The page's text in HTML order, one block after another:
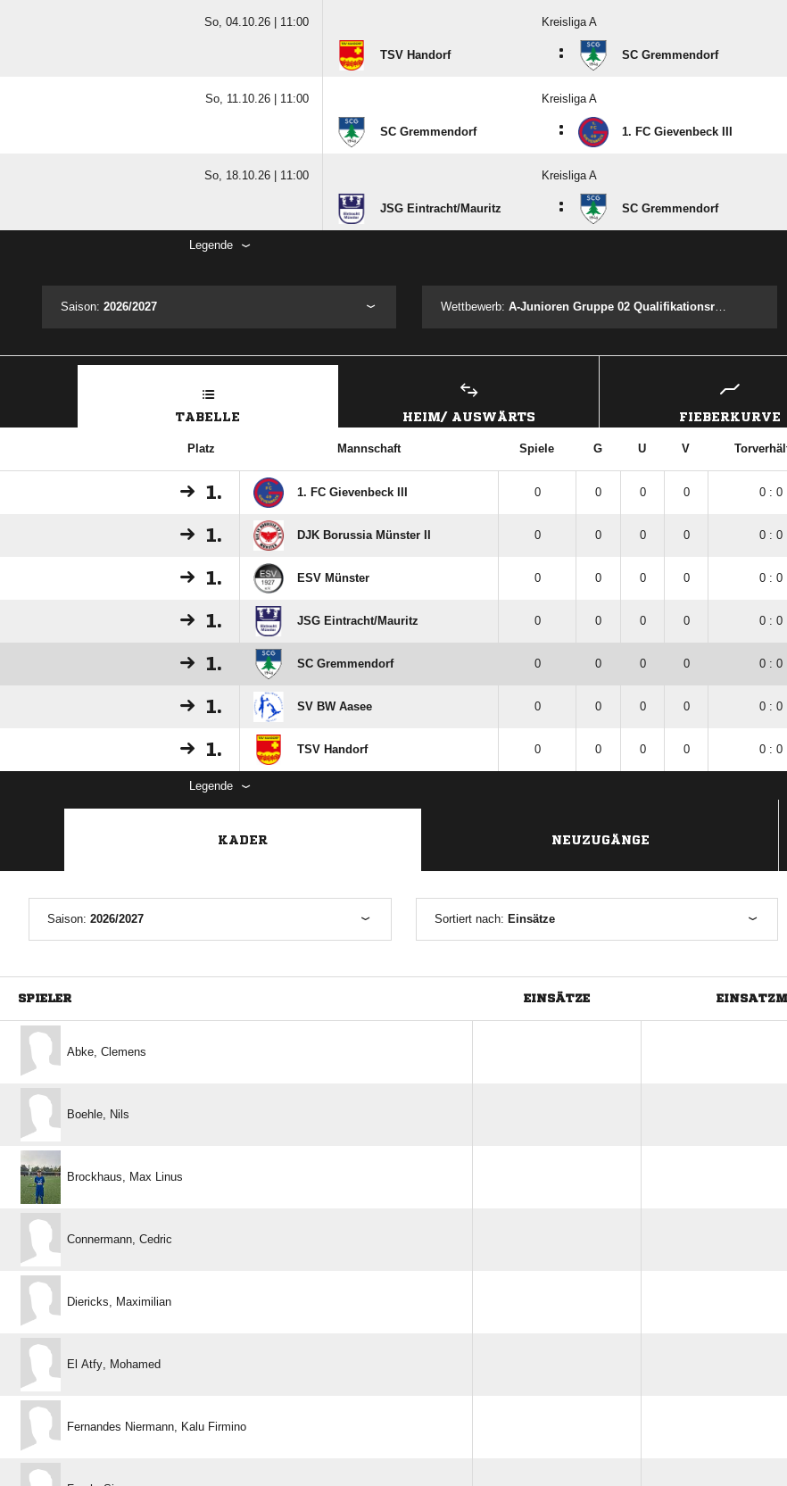
So, 04.10.26 | 11:00 Kreisliga A
TSV Handorf : SC Gremmendorf
So, 11.10.26 | 11:00 Kreisliga A
SC Gremmendorf : 1. FC Gievenbeck III
So, 18.10.26 | 11:00 Kreisliga A
JSG Eintracht/​Mauritz : SC Gremmendorf
Legende
Saison: 2026/2027 Wettbewerb:A-Junioren Gruppe 02 Qualifikationsrunde
TABELLE HEIM/ AUSWÄRTS FIEBERKURVE
Platz Mannschaft Spiele G U V
1. 1. FC Gievenbeck III 0 0 0 0 0 : 0
1. DJK Borussia Münster II 0 0 0 0 0 : 0
1. ESV Münster 0 0 0 0 0 : 0
1. JSG Eintracht/​Mauritz 0 0 0 0 0 : 0
1. SC Gremmendorf 0 0 0 0 0 : 0
1. SV BW Aasee 0 0 0 0 0 : 0
1. TSV Handorf 0 0 0 0 0 : 0
Legende
KADER NEUZUGÄNGE
Saison: 2026/2027 Sortiert nach: Einsätze
SPIELER EINSÄTZE
 
 
  
 
 
  
   